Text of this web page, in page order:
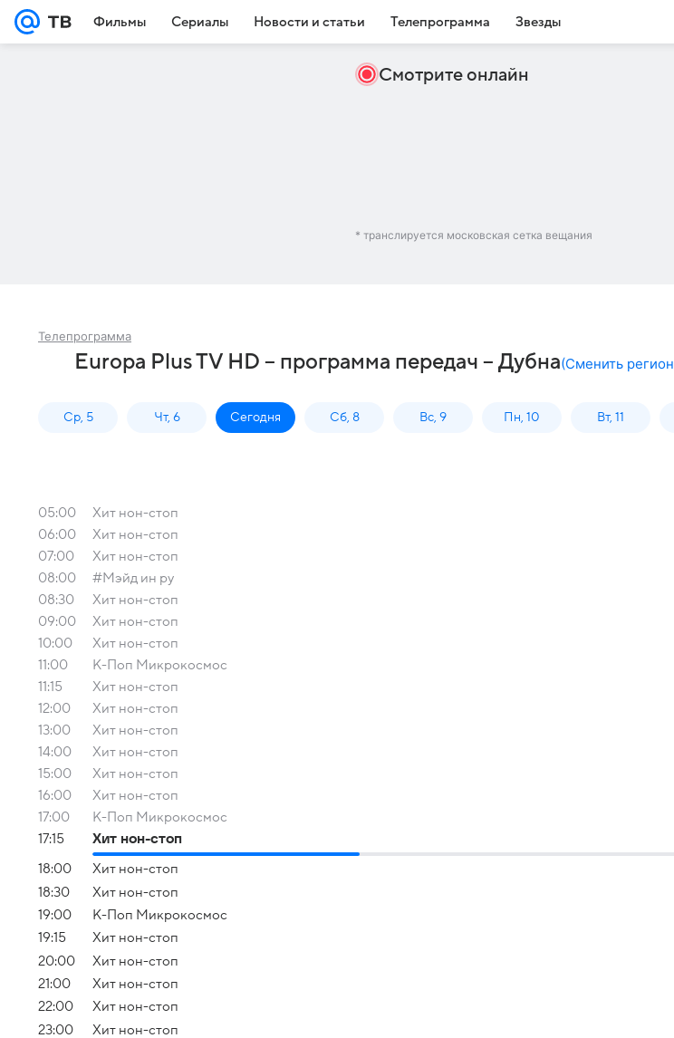
Фильмы Сериалы Новости и статьи Телепрограмма Звезды
Смотрите онлайн
* транслируется московская сетка вещания
Телепрограмма
Europa Plus TV HD – программа передач – Дубна(Сменить регион
Ср, 5 Чт, 6 Сегодня Сб, 8 Вс, 9 Пн, 10 Вт, 11
05:00
Хит нон-стоп
06:00
Хит нон-стоп
07:00
Хит нон-стоп
08:00
#Мэйд ин ру
08:30
Хит нон-стоп
09:00
Хит нон-стоп
10:00
Хит нон-стоп
11:00
К-Поп Микрокосмос
11:15
Хит нон-стоп
12:00
Хит нон-стоп
13:00
Хит нон-стоп
14:00
Хит нон-стоп
15:00
Хит нон-стоп
16:00
Хит нон-стоп
17:00
К-Поп Микрокосмос
17:15
Хит нон-стоп
18:00
Хит нон-стоп
18:30
Хит нон-стоп
19:00
К-Поп Микрокосмос
19:15
Хит нон-стоп
20:00
Хит нон-стоп
21:00
Хит нон-стоп
22:00
Хит нон-стоп
23:00
Хит нон-стоп